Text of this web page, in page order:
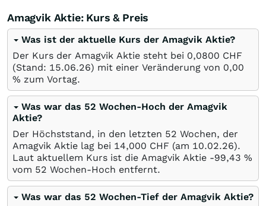
Amagvik Aktie: Kurs & Preis
Was ist der aktuelle Kurs der Amagvik Aktie?
Der Kurs der Amagvik Aktie steht bei 0,0800 CHF
(Stand: 15.06.26) mit einer Veränderung von 0,00
% zum Vortag.
Was war das 52 Wochen-Hoch der Amagvik
Aktie?
Der Höchststand, in den letzten 52 Wochen, der
Amagvik Aktie lag bei 14,000 CHF (am 10.02.26).
Laut aktuellem Kurs ist die Amagvik Aktie -99,43 %
vom 52 Wochen-Hoch entfernt.
Was war das 52 Wochen-Tief der Amagvik Aktie?